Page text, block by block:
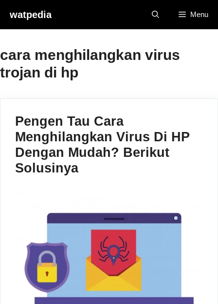
content
watpedia Menu
cara menghilangkan virus
trojan di hp
Pengen Tau Cara
Menghilangkan Virus Di HP
Dengan Mudah? Berikut
Solusinya